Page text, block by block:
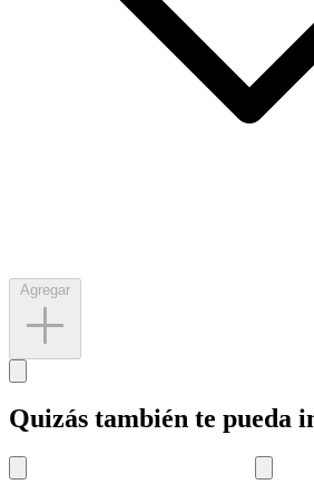
Quizás también te pueda